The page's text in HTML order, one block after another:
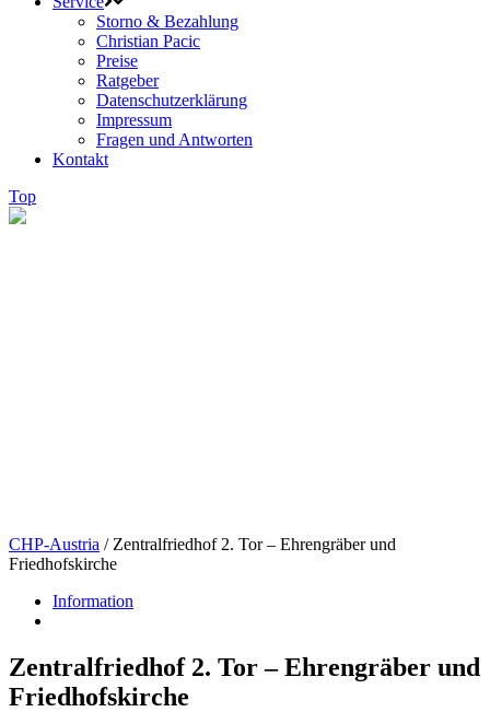
Storno & Bezahlung
Christian Pacic
Preise
Ratgeber
Datenschutzerklärung
Impressum
Fragen und Antworten
Kontakt
Top
CHP-Austria / Zentralfriedhof 2. Tor – Ehrengräber und
Friedhofskirche
Information
Zentralfriedhof 2. Tor – Ehrengräber und
Friedhofskirche